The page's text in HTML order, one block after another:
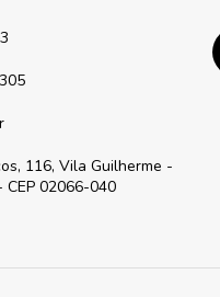
116, Vila Guilherme -
CEP 02066-040